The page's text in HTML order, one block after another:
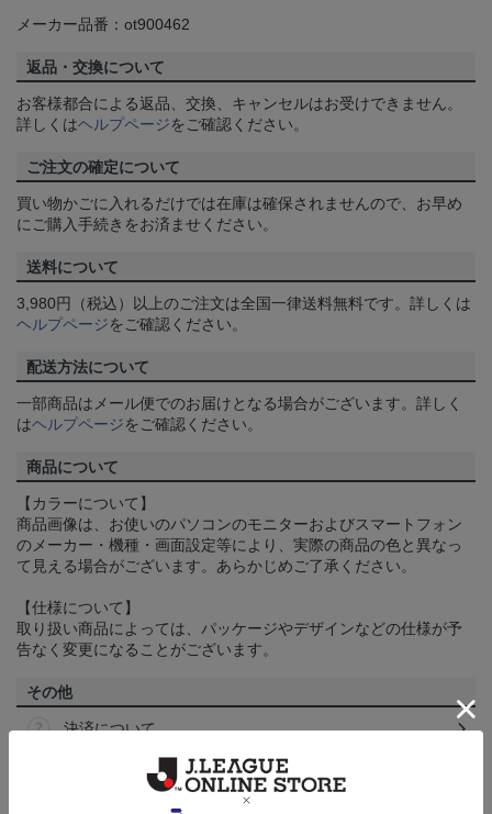
メーカー品番：ot900462
返品・交換について
お客様都合による返品、交換、キャンセルはお受けできません。
詳しくはヘルプページをご確認ください。
ご注文の確定について
買い物かごに入れるだけでは在庫は確保されませんので、お早め
にご購入手続きをお済ませください。
送料について
3,980円（税込）以上のご注文は全国一律送料無料です。詳しくは
ヘルプページをご確認ください。
配送方法について
一部商品はメール便でのお届けとなる場合がございます。詳しく
はヘルプページをご確認ください。
商品について
【カラーについて】
商品画像は、お使いのパソコンのモニターおよびスマートフォン
のメーカー・機種・画面設定等により、実際の商品の色と異なっ
て見える場合がございます。あらかじめご了承ください。
【仕様について】
取り扱い商品によっては、パッケージやデザインなどの仕様が予
告なく変更になることがございます。
その他
決済について
ギフト対応について